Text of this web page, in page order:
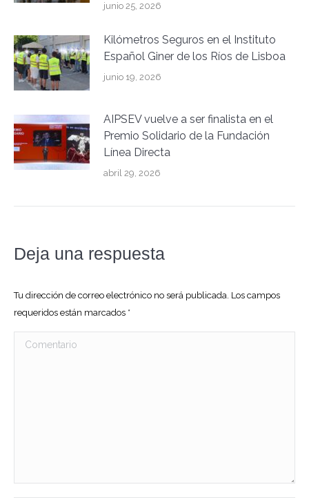
junio 25, 2026
Kilómetros Seguros en el Instituto
Español Giner de los Ríos de Lisboa
junio 19, 2026
AIPSEV vuelve a ser finalista en el
Premio Solidario de la Fundación
Línea Directa
abril 29, 2026
Deja una respuesta
Tu dirección de correo electrónico no será publicada. Los campos
requeridos están marcados *
Comentario